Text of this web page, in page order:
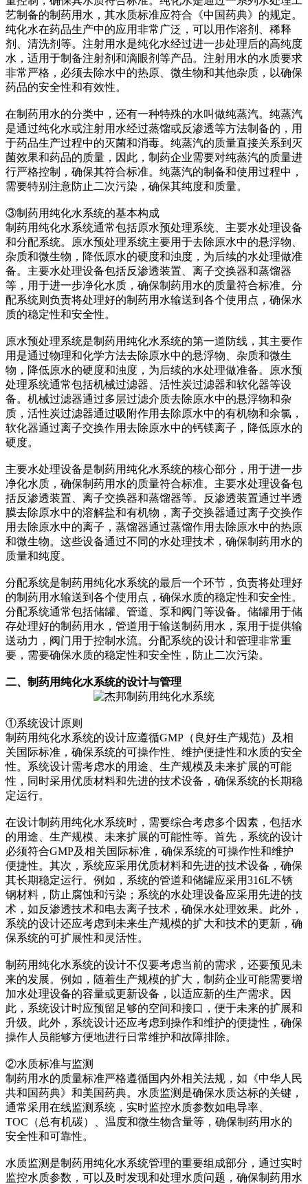
艺制备的制药用水，其水质标准应符合《中国药典》的规定。
纯化水在药品生产中的应用非常广泛，可以用作溶剂、稀释
剂、清洗剂等。注射用水是纯化水经过进一步处理后的高纯度
水，适用于制备注射剂和滴眼剂等产品。注射用水的水质要求
非常严格，必须去除水中的热原、微生物和其他杂质，以确保
药品的安全性和有效性。
在制药用水的分类中，还有一种特殊的水叫做纯蒸汽。纯蒸汽
是通过纯化水或注射用水经过蒸馏或反渗透等方法制备的，用
于药品生产过程中的灭菌和消毒。纯蒸汽的质量直接关系到灭
菌效果和药品的质量，因此，制药企业需要对纯蒸汽的质量进
行严格控制，确保其符合标准。纯蒸汽的制备和使用过程中，
需要特别注意防止二次污染，确保其纯度和质量。
③制药用纯化水系统的基本构成
制药用纯化水系统通常包括原水预处理系统、主要水处理设备
和分配系统。原水预处理系统主要用于去除原水中的悬浮物、
杂质和微生物，降低原水的硬度和浊度，为后续的水处理做准
备。主要水处理设备包括反渗透装置、离子交换器和蒸馏器
等，用于进一步净化水质，确保制药用水的质量符合标准。分
配系统则负责将处理好的制药用水输送到各个使用点，确保水
质的稳定性和安全性。
原水预处理系统是制药用纯化水系统的第一道防线，其主要作
用是通过物理和化学方法去除原水中的悬浮物、杂质和微生
物，降低原水的硬度和浊度，为后续的水处理做准备。原水预
处理系统通常包括机械过滤器、活性炭过滤器和软化器等设
备。机械过滤器通过多层过滤介质去除原水中的悬浮物和杂
质，活性炭过滤器通过吸附作用去除原水中的有机物和余氯，
软化器通过离子交换作用去除原水中的钙镁离子，降低原水的
硬度。
主要水处理设备是制药用纯化水系统的核心部分，用于进一步
净化水质，确保制药用水的质量符合标准。主要水处理设备包
括反渗透装置、离子交换器和蒸馏器等。反渗透装置通过半透
膜去除原水中的溶解盐和有机物，离子交换器通过离子交换作
用去除原水中的离子，蒸馏器通过蒸馏作用去除原水中的热原
和微生物。这些设备通过不同的水处理技术，确保制药用水的
质量和纯度。
分配系统是制药用纯化水系统的最后一个环节，负责将处理好
的制药用水输送到各个使用点，确保水质的稳定性和安全性。
分配系统通常包括储罐、管道、泵和阀门等设备。储罐用于储
存处理好的制药用水，管道用于输送制药用水，泵用于提供输
送动力，阀门用于控制水流。分配系统的设计和管理非常重
要，需要确保水质的稳定性和安全性，防止二次污染。
二、制药用纯化水系统的设计与管理
①系统设计原则
制药用纯化水系统的设计应遵循GMP（良好生产规范）及相
关国际标准，确保系统的可操作性、维护便捷性和水质的安全
性。系统设计需考虑水的用途、生产规模及未来扩展的可能
性，同时采用优质材料和先进的技术设备，确保系统的长期稳
定运行。
在设计制药用纯化水系统时，需要综合考虑多个因素，包括水
的用途、生产规模、未来扩展的可能性等。首先，系统的设计
必须符合GMP及相关国际标准，确保系统的可操作性和维护
便捷性。其次，系统应采用优质材料和先进的技术设备，确保
其长期稳定运行。例如，系统的管道和储罐应采用316L不锈
钢材料，防止腐蚀和污染；系统的水处理设备应采用先进的技
术，如反渗透技术和电去离子技术，确保水处理效果。此外，
系统的设计还应考虑到未来生产规模的扩大和技术的更新，确
保系统的可扩展性和灵活性。
制药用纯化水系统的设计不仅要考虑当前的需求，还要预见未
来的发展。例如，随着生产规模的扩大，制药企业可能需要增
加水处理设备的容量或更新设备，以适应新的生产需求。因
此，系统设计时应预留足够的空间和接口，便于未来的扩展和
升级。此外，系统设计还应考虑到操作和维护的便捷性，确保
操作人员能够方便地进行日常维护和故障排除。
②水质标准与监测
制药用水的质量标准严格遵循国内外相关法规，如《中华人民
共和国药典》和美国药典。水质监测是确保水质达标的关键，
通常采用在线监测系统，实时监控水质参数如电导率、
TOC（总有机碳）、温度和微生物含量等，确保制药用水的
安全性和可靠性。
水质监测是制药用纯化水系统管理的重要组成部分，通过实时
监控水质参数，可以及时发现和处理水质问题，确保制药用水